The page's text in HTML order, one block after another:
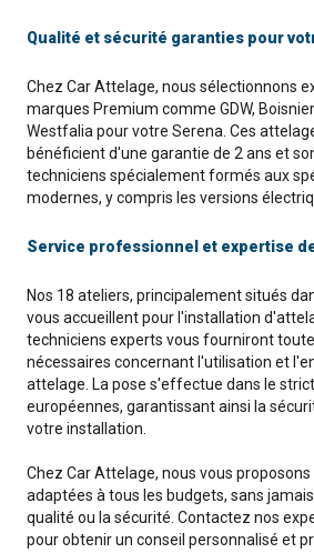
Qualité et sécurité garanties pour
Chez Car Attelage, nous sélectionnons
marques Premium comme GDW,
Westfalia pour votre Serena. Ces
bénéficient d'une garantie de 2 ans et
techniciens spécialement formés aux
modernes, y compris les versions
Service professionnel et expertise
Nos 18 ateliers, principalement situés
vous accueillent pour l'installation
techniciens experts vous fourniront
nécessaires concernant l'utilisation et
attelage. La pose s'effectue dans le
européennes, garantissant ainsi la
votre installation.
Chez Car Attelage, nous vous
adaptées à tous les budgets, sans
qualité ou la sécurité. Contactez nos
pour obtenir un conseil personnalisé et